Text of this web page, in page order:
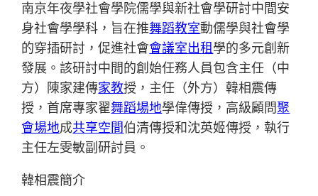
南京年夜學社會學院儒學與新社會學研討中間安
身社會學學科，旨在推舞蹈教室動儒學與社會學
的穿插研討，促進社會會議室出租學的多元創新
發展。該研討中間的創始任務人員包含主任（中
方）陳家建傳家教授，主任（外方）韓相震傳
授，首席專家翟舞蹈場地學偉傳授，高級顧問聚
會場地成共享空間伯清傳授和沈英姬傳授，執行
主任左雯敏副研討員。
韓相震簡介